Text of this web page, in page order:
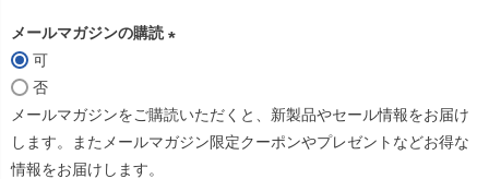
メールマガジンの購読
須
)
可
否
メールマガジンをご購読いただくと、新製品やセール情報をお届け
します。またメールマガジン限定クーポンやプレゼントなどお得な
情報をお届けします。